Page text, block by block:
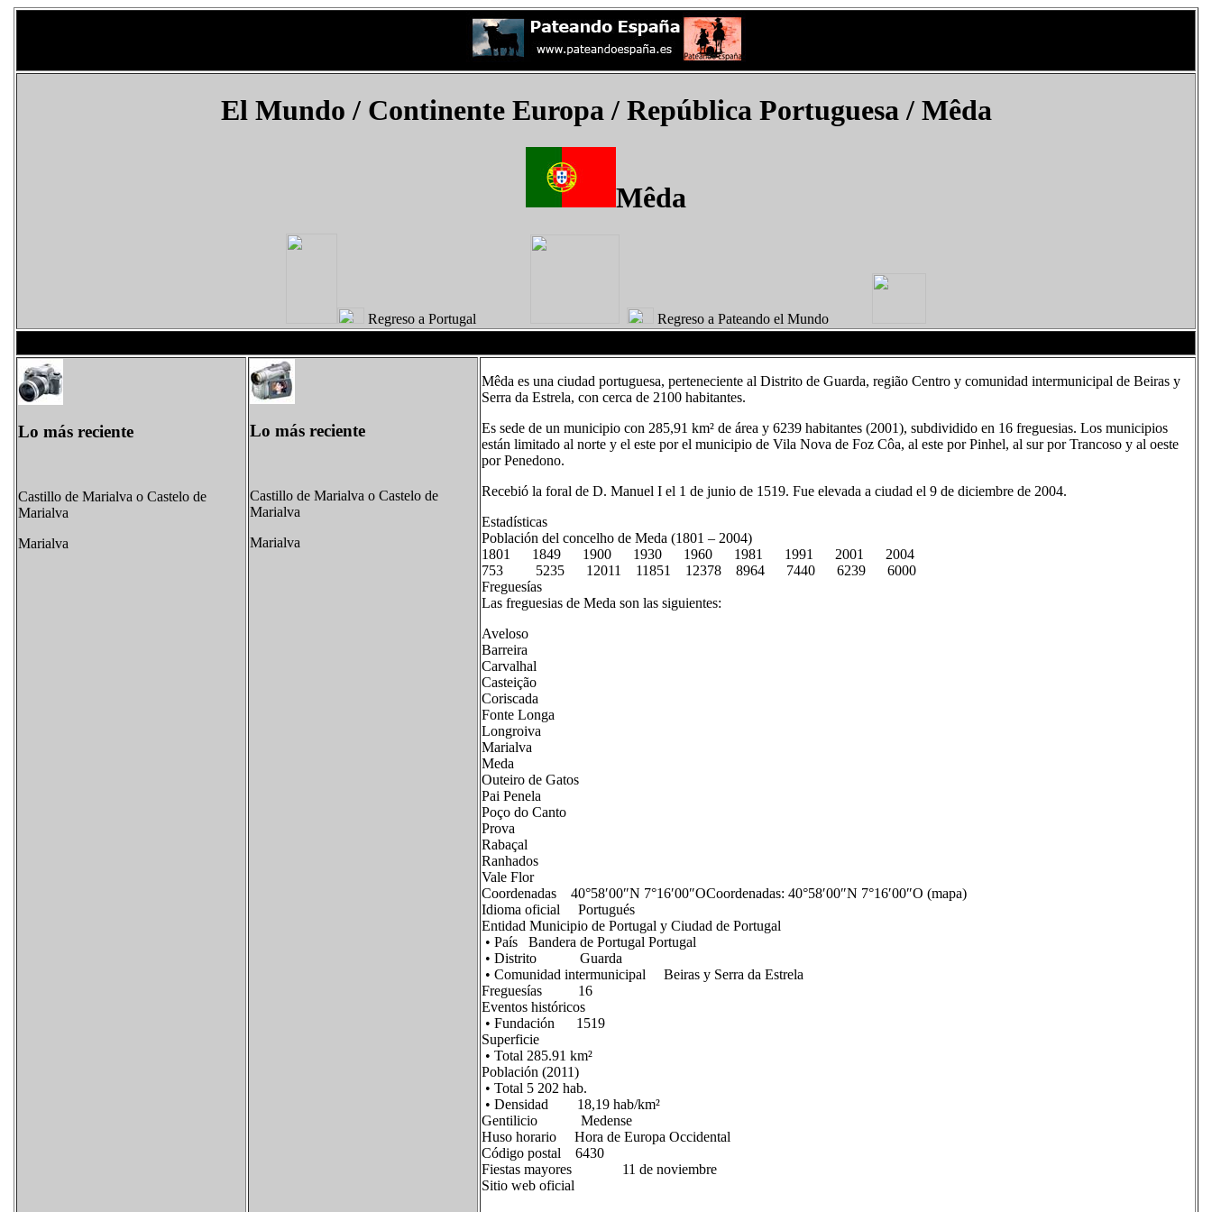
El Mundo/ Continente Europa / República Portuguesa/ Mêda
Mêda
Regreso a Portugal Regreso a Pateando el Mundo
Lo más reciente
Castillo de Marialva o Castelo de
Marialva
Marialva
Lo más reciente
Castillo de Marialva o Castelo de
Marialva
Marialva
Mêda es una ciudad portuguesa, perteneciente al Distrito de Guarda, região Centro y comunidad intermunicipal de Beiras y
Serra da Estrela, con cerca de 2100 habitantes.
Es sede de un municipio con 285,91 km² de área y 6239 habitantes (2001), subdividido en 16 freguesias. Los municipios
están limitado al norte y el este por el municipio de Vila Nova de Foz Côa, al este por Pinhel, al sur por Trancoso y al oeste
por Penedono.
Recebió la foral de D. Manuel I el 1 de junio de 1519. Fue elevada a ciudad el 9 de diciembre de 2004.
Estadísticas
Población del concelho de Meda (1801 – 2004)
1801 1849 1900 1930 1960 1981 1991 2001 2004
753 5235 12011 11851 12378 8964 7440 6239 6000
Freguesías
Las freguesias de Meda son las siguientes:
Aveloso
Barreira
Carvalhal
Casteição
Coriscada
Fonte Longa
Longroiva
Marialva
Meda
Outeiro de Gatos
Pai Penela
Poço do Canto
Prova
Rabaçal
Ranhados
Vale Flor
Coordenadas 40°58′00″N 7°16′00″OCoordenadas: 40°58′00″N 7°16′00″O (mapa)
Idioma oficial Portugués
Entidad Municipio de Portugal y Ciudad de Portugal
• País Bandera de Portugal Portugal
• Distrito Guarda
• Comunidad intermunicipal Beiras y Serra da Estrela
Freguesías 16
Eventos históricos
• Fundación 1519
Superficie
• Total 285.91 km²
Población (2011)
• Total 5 202 hab.
• Densidad 18,19 hab/km²
Gentilicio Medense
Huso horario Hora de Europa Occidental
Código postal 6430
Fiestas mayores 11 de noviembre
Sitio web oficial